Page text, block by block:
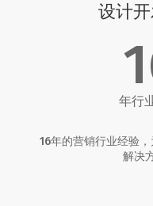
设计
年行
16年的营销行业经验
解决